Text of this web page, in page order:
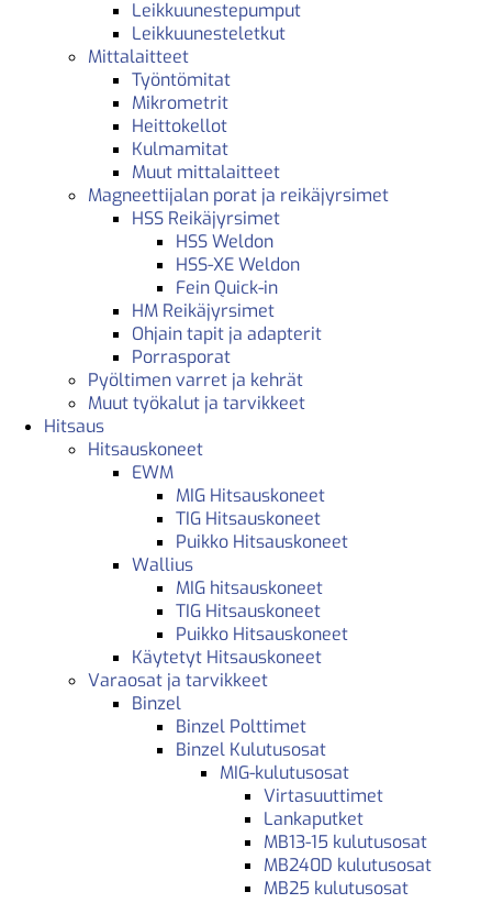
Leikkuunestepumput
Leikkuunesteletkut
Mittalaitteet
Työntömitat
Mikrometrit
Heittokellot
Kulmamitat
Muut mittalaitteet
Magneettijalan porat ja reikäjyrsimet
HSS Reikäjyrsimet
HSS Weldon
HSS-XE Weldon
Fein Quick-in
HM Reikäjyrsimet
Ohjain tapit ja adapterit
Porrasporat
Pyöltimen varret ja kehrät
Muut työkalut ja tarvikkeet
Hitsaus
Hitsauskoneet
EWM
MIG Hitsauskoneet
TIG Hitsauskoneet
Puikko Hitsauskoneet
Wallius
MIG hitsauskoneet
TIG Hitsauskoneet
Puikko Hitsauskoneet
Käytetyt Hitsauskoneet
Varaosat ja tarvikkeet
Binzel
Binzel Polttimet
Binzel Kulutusosat
MIG-kulutusosat
Virtasuuttimet
Lankaputket
MB13-15 kulutusosat
MB240D kulutusosat
MB25 kulutusosat